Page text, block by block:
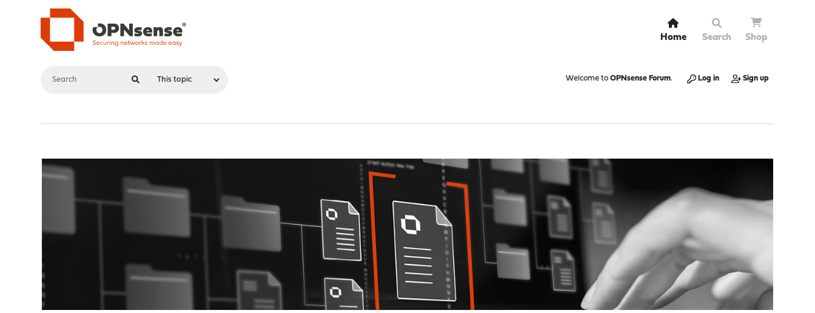
Home Search Shop
Welcome to OPNsense Forum. Log in Sign up